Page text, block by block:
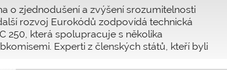
o zjednodušení a zvýšení srozumitelnosti
rozvoj Eurokódů zodpovídá technická
250, která spolupracuje s několika
Experti z členských států, kteří byli